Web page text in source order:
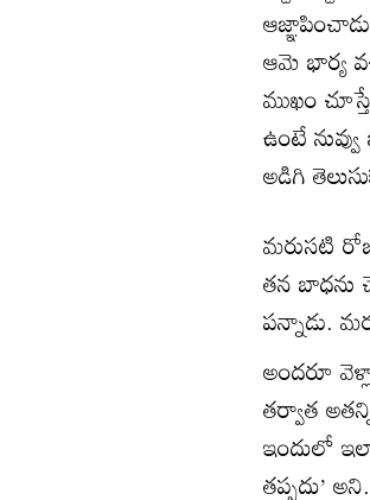
ఆమె భార్య
ముఖం
ఉంటే
అడిగి
మరుసటి
తన బాధను
పన్నాడు.
అందరూ
తర్వాత
ఇందులో
తప్పదు’